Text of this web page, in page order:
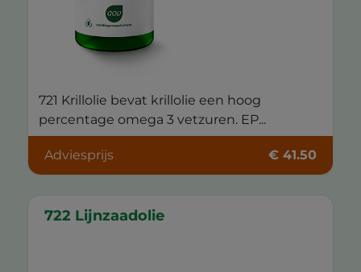
721 Krillolie bevat krillolie een hoog
percentage omega 3 vetzuren. EP...
Adviesprijs € 41.50
722 Lijnzaadolie